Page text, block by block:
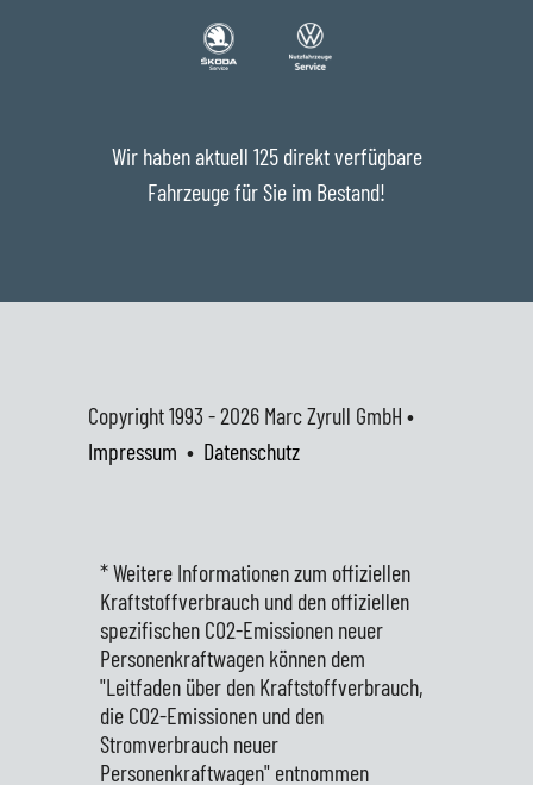
Wir haben aktuell 125 direkt verfügbare
Fahrzeuge für Sie im Bestand!
Copyright 1993 - 2026 Marc Zyrull GmbH •
Impressum • Datenschutz
* Weitere Informationen zum offiziellen
Kraftstoffverbrauch und den offiziellen
spezifischen CO2-Emissionen neuer
Personenkraftwagen können dem
"Leitfaden über den Kraftstoffverbrauch,
die CO2-Emissionen und den
Stromverbrauch neuer
Personenkraftwagen" entnommen